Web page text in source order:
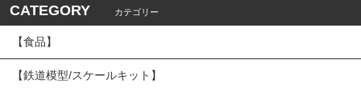
CATEGORY カテゴリー
【食品】
【鉄道模型/スケールキット】